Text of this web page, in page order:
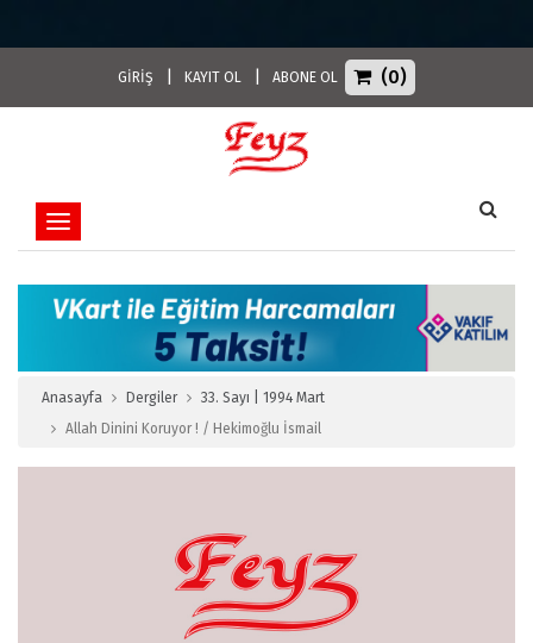
GİRİŞ KAYIT OL ABONE OL (0)
Toggle navigation
Anasayfa Dergiler
33. Sayı | 1994 Mart
Allah Dinini Koruyor ! / Hekimoğlu İsmail